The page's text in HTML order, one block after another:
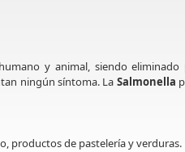
y animal, siendo
ningún síntoma. La Salmonella
productos de pastelería y verduras.